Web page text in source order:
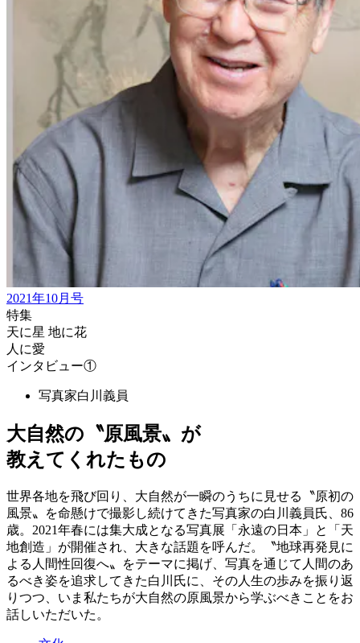
2021年10月号
特集
天に星 地に花
人に愛
インタビュー①
写真家白川義員
大自然の〝原風景〟が
教えてくれたもの
世界各地を飛び回り、大自然が一瞬のうちに見せる〝原初の
風景〟を命懸けで撮影し続けてきた写真家の白川義員氏、86
歳。2021年春には集大成となる写真展「永遠の日本」と「天
地創造」が開催され、大きな話題を呼んだ。〝地球再発見に
よる人間性回復へ〟をテーマに掲げ、写真を通じて人間のあ
るべき姿を追求してきた白川氏に、その人生の歩みを振り返
りつつ、いま私たちが大自然の原風景から学ぶべきことをお
話しいただいた。